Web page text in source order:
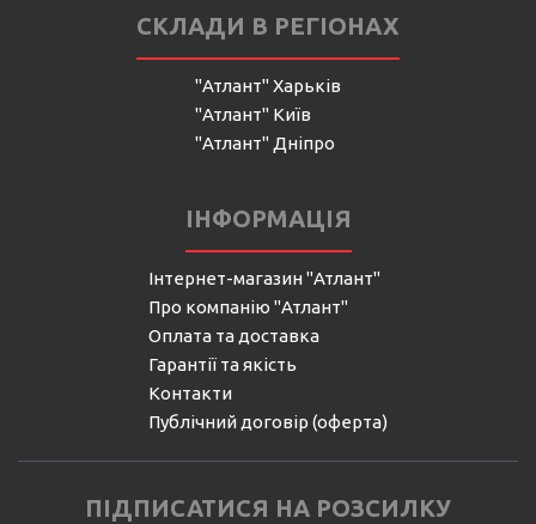
СКЛАДИ В РЕГІОНАХ
"Атлант" Харьків
"Атлант" Київ
"Атлант" Дніпро
ІНФОРМАЦІЯ
Інтернет-магазин "Атлант"
Про компанію "Атлант"
Оплата та доставка
Гарантії та якість
Контакти
Публічний договір (оферта)
ПІДПИСАТИСЯ НА РОЗСИЛКУ